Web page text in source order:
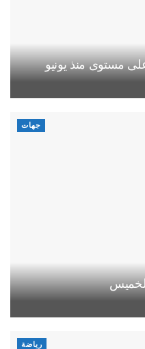
مستوى منذ يونيو
جهات
رياضة